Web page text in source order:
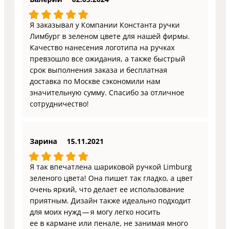
Я заказывал у Компании Константа ручки
Лимбург в зеленом цвете для нашей фирмы.
Качество нанесения логотипа на ручках
превзошло все ожидания, а также быстрый
срок выполнения заказа и бесплатная
доставка по Москве сэкономили нам
значительную сумму. Спасибо за отличное
сотрудничество!
Зарина 15.11.2021
Я так впечатлена шариковой ручкой Limburg
зеленого цвета! Она пишет так гладко, а цвет
очень яркий, что делает ее использование
приятным. Дизайн также идеально подходит
для моих нужд — я могу легко носить
ее в кармане или пенале, не занимая много